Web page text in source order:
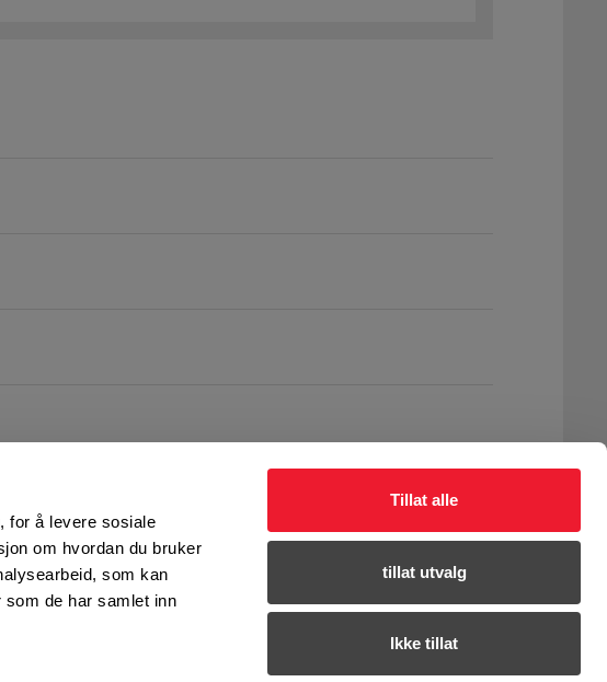
for å levere sosiale
om hvordan du bruker
som kan
som de har samlet inn
Tillat alle
tillat utvalg
Ikke tillat
- 16:00